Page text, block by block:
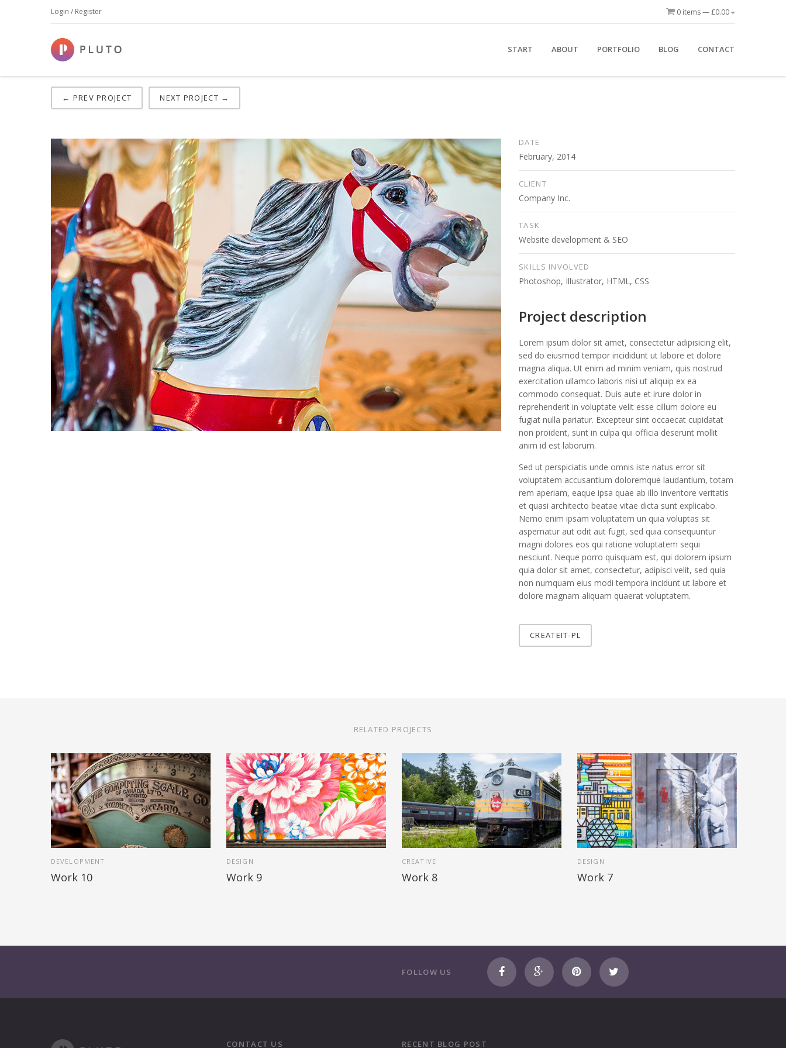
Login / Register 0 items —£0.00
START ABOUT PORTFOLIO BLOG CONTACT
Work 5
← PREV PROJECT NEXT PROJECT →
DATE
February, 2014
CLIENT
Company Inc.
TASK
Website development & SEO
SKILLS INVOLVED
Photoshop, Illustrator, HTML, CSS
Project description
Lorem ipsum dolor sit amet, consectetur adipisicing elit,
sed do eiusmod tempor incididunt ut labore et dolore
magna aliqua. Ut enim ad minim veniam, quis nostrud
exercitation ullamco laboris nisi ut aliquip ex ea
commodo consequat. Duis aute et irure dolor in
reprehenderit in voluptate velit esse cillum dolore eu
fugiat nulla pariatur. Excepteur sint occaecat cupidatat
non proident, sunt in culpa qui officia deserunt mollit
anim id est laborum.
Sed ut perspiciatis unde omnis iste natus error sit
voluptatem accusantium doloremque laudantium, totam
rem aperiam, eaque ipsa quae ab illo inventore veritatis
et quasi architecto beatae vitae dicta sunt explicabo.
Nemo enim ipsam voluptatem un quia voluptas sit
aspernatur aut odit aut fugit, sed quia consequuntur
magni dolores eos qui ratione voluptatem sequi
nesciunt. Neque porro quisquam est, qui dolorem ipsum
quia dolor sit amet, consectetur, adipisci velit, sed quia
non numquam eius modi tempora incidunt ut labore et
dolore magnam aliquam quaerat voluptatem.
CREATEIT-PL
RELATED PROJECTS
DEVELOPMENT
Work 10
DESIGN
Work 9
CREATIVE
Work 8
DESIGN
Work 7
FOLLOW US
CONTACT US RECENT BLOG POST